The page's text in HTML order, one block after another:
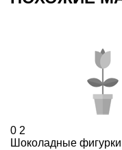
0 2
Шоколадные